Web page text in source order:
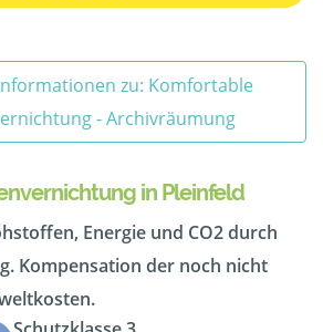
zu: Komfortable
- Archivräumung
in Pleinfeld
Energie und CO2 durch
Kompensation der noch nicht